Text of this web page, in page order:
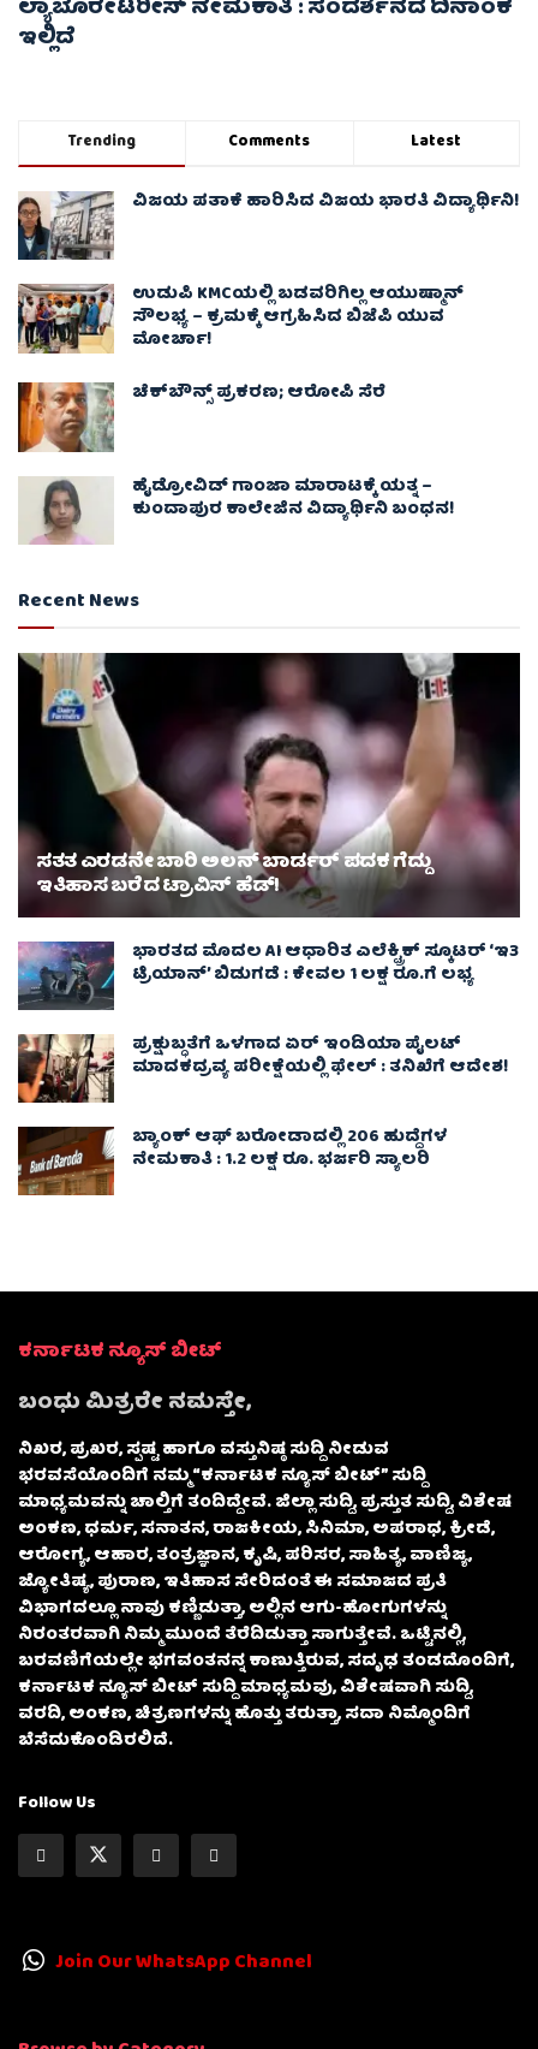
ಲ್ಯಾಬೊರೇಟರೀಸ್ ನೇಮಕಾತಿ : ಸಂದರ್ಶನದ ದಿನಾಂಕ
ಇಲ್ಲಿದೆ
Trending Comments Latest
ವಿಜಯ ಪತಾಕೆ ಹಾರಿಸಿದ ವಿಜಯ ಭಾರತಿ ವಿದ್ಯಾರ್ಥಿನಿ!
ಉಡುಪಿ KMCಯಲ್ಲಿ ಬಡವರಿಗಿಲ್ಲ ಆಯುಷ್ಮಾನ್
ಸೌಲಭ್ಯ – ಕ್ರಮಕ್ಕೆ ಆಗ್ರಹಿಸಿದ ಬಿಜೆಪಿ ಯುವ
ಮೋರ್ಚಾ!
ಚೆಕ್​ಬೌನ್ಸ್​ ಪ್ರಕರಣ; ಆರೋಪಿ ಸೆರೆ
ಹೈಡ್ರೋವಿಡ್ ಗಾಂಜಾ ಮಾರಾಟಕ್ಕೆ ಯತ್ನ –
ಕುಂದಾಪುರ ಕಾಲೇಜಿನ ವಿದ್ಯಾರ್ಥಿನಿ ಬಂಧನ!
Recent News
ಸತತ ಎರಡನೇ ಬಾರಿ ಅಲನ್ ಬಾರ್ಡರ್ ಪದಕ ಗೆದ್ದು
ಇತಿಹಾಸ ಬರೆದ ಟ್ರಾವಿಸ್ ಹೆಡ್!
ಭಾರತದ ಮೊದಲ AI ಆಧಾರಿತ ಎಲೆಕ್ಟ್ರಿಕ್ ಸ್ಕೂಟರ್ ‘ಇ3
ಟ್ರಿಯಾನ್’ ಬಿಡುಗಡೆ : ಕೇವಲ 1 ಲಕ್ಷ ರೂ.ಗೆ ಲಭ್ಯ
ಪ್ರಕ್ಷುಬ್ಧತೆಗೆ ಒಳಗಾದ ಏರ್ ಇಂಡಿಯಾ ಪೈಲಟ್
ಮಾದಕದ್ರವ್ಯ ಪರೀಕ್ಷೆಯಲ್ಲಿ ಫೇಲ್ : ತನಿಖೆಗೆ ಆದೇಶ!
ಬ್ಯಾಂಕ್ ಆಫ್ ಬರೋಡಾದಲ್ಲಿ 206 ಹುದ್ದೆಗಳ
ನೇಮಕಾತಿ : 1.2 ಲಕ್ಷ ರೂ. ಭರ್ಜರಿ ಸ್ಯಾಲರಿ
ಕರ್ನಾಟಕ ನ್ಯೂಸ್ ಬೀಟ್
ಬಂಧು ಮಿತ್ರರೇ ನಮಸ್ತೇ,
ನಿಖರ, ಪ್ರಖರ, ಸ್ಪಷ್ಟ ಹಾಗೂ ವಸ್ತುನಿಷ್ಠ ಸುದ್ದಿ ನೀಡುವ
ಭರವಸೆಯೊಂದಿಗೆ ನಮ್ಮ “ಕರ್ನಾಟಕ ನ್ಯೂಸ್ ಬೀಟ್” ಸುದ್ದಿ
ಮಾಧ್ಯಮವನ್ನು ಚಾಲ್ತಿಗೆ ತಂದಿದ್ದೇವೆ. ಜಿಲ್ಲಾ ಸುದ್ದಿ, ಪ್ರಸ್ತುತ ಸುದ್ದಿ, ವಿಶೇಷ
ಅಂಕಣ, ಧರ್ಮ, ಸನಾತನ, ರಾಜಕೀಯ, ಸಿನಿಮಾ, ಅಪರಾಧ, ಕ್ರೀಡೆ,
ಆರೋಗ್ಯ, ಆಹಾರ, ತಂತ್ರಜ್ಞಾನ, ಕೃಷಿ, ಪರಿಸರ, ಸಾಹಿತ್ಯ, ವಾಣಿಜ್ಯ,
ಜ್ಯೋತಿಷ್ಯ, ಪುರಾಣ, ಇತಿಹಾಸ ಸೇರಿದಂತೆ ಈ ಸಮಾಜದ ಪ್ರತಿ
ವಿಭಾಗದಲ್ಲೂ ನಾವು ಕಣ್ಣಿಡುತ್ತಾ, ಅಲ್ಲಿನ ಆಗು-ಹೋಗುಗಳನ್ನು
ನಿರಂತರವಾಗಿ ನಿಮ್ಮ ಮುಂದೆ ತೆರೆದಿಡುತ್ತಾ ಸಾಗುತ್ತೇವೆ. ಒಟ್ಟಿನಲ್ಲಿ,
ಬರವಣಿಗೆಯಲ್ಲೇ ಭಗವಂತನನ್ನ ಕಾಣುತ್ತಿರುವ, ಸದೃಢ ತಂಡದೊಂದಿಗೆ,
ಕರ್ನಾಟಕ ನ್ಯೂಸ್ ಬೀಟ್ ಸುದ್ದಿ ಮಾಧ್ಯಮವು, ವಿಶೇಷವಾಗಿ ಸುದ್ದಿ,
ವರದಿ, ಅಂಕಣ, ಚಿತ್ರಣಗಳನ್ನು ಹೊತ್ತು ತರುತ್ತಾ, ಸದಾ ನಿಮ್ಮೊಂದಿಗೆ
ಬೆಸೆದುಕೊಂಡಿರಲಿದೆ.
Follow Us
Join Our WhatsApp Channel